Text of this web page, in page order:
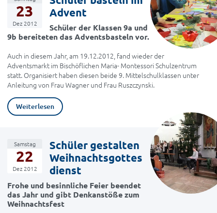
23
Dez 2012
Advent
Schüler der Klassen 9a und
9b bereiteten das Adventsbasteln vor.
Auch in diesem Jahr, am 19.12.2012, fand wieder der
Adventsmarkt im Bischöflichen Maria- Montessori Schulzentrum
statt. Organisiert haben diesen beide 9. Mittelschulklassen unter
Anleitung von Frau Wagner und Frau Ruszczynski.
Weiterlesen
Samstag
22
Dez 2012
Schüler gestalten
Weihnachtsgottes
dienst
Frohe und besinnliche Feier beendet
das Jahr und gibt Denkanstöße zum
Weihnachtsfest